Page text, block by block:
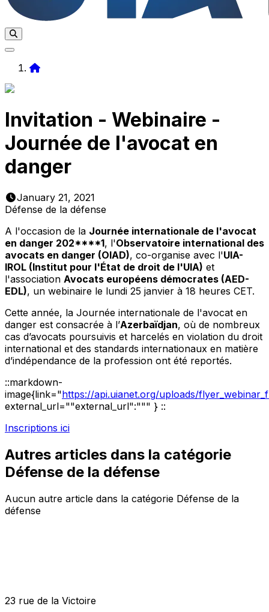
Invitation - Webinaire -
Journée de l'avocat en
danger
January 21, 2021
Défense de la défense
A l'occasion de la Journée internationale de l'avocat
en danger 202****1, l'Observatoire international des
avocats en danger (OIAD), co-organise avec l'UIA-
IROL (Institut pour l'État de droit de l'UIA) et
l'association Avocats européens démocrates (AED-
EDL), un webinaire le lundi 25 janvier à 18 heures CET.
Cette année, la Journée internationale de l'avocat en
danger est consacrée à l’Azerbaïdjan, où de nombreux
cas d’avocats poursuivis et harcelés en violation du droit
international et des standards internationaux en matière
d’indépendance de la profession ont été reportés.
::markdown-
image{link="https://api.uianet.org/uploads/
external_url=""external_url":""" } ::
Inscriptions ici
Autres articles dans la catégorie
Défense de la défense
Aucun autre article dans la catégorie Défense de la
défense
23 rue de la Victoire